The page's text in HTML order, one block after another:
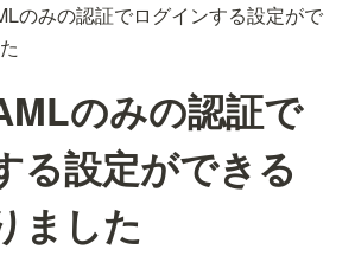
のみの認証でログインする設定がで
のみの認証で
る設定ができる
ました